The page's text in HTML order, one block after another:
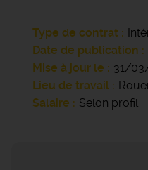
Type de contrat
Date de publication
Mise à jour le
31/
Lieu de travail
Salaire
Selon profil